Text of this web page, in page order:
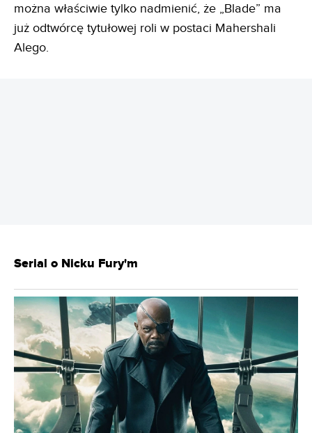
można właściwie tylko nadmienić, że „Blade” ma
już odtwórcę tytułowej roli w postaci Mahershali
Alego.
Serial o Nicku Fury'm